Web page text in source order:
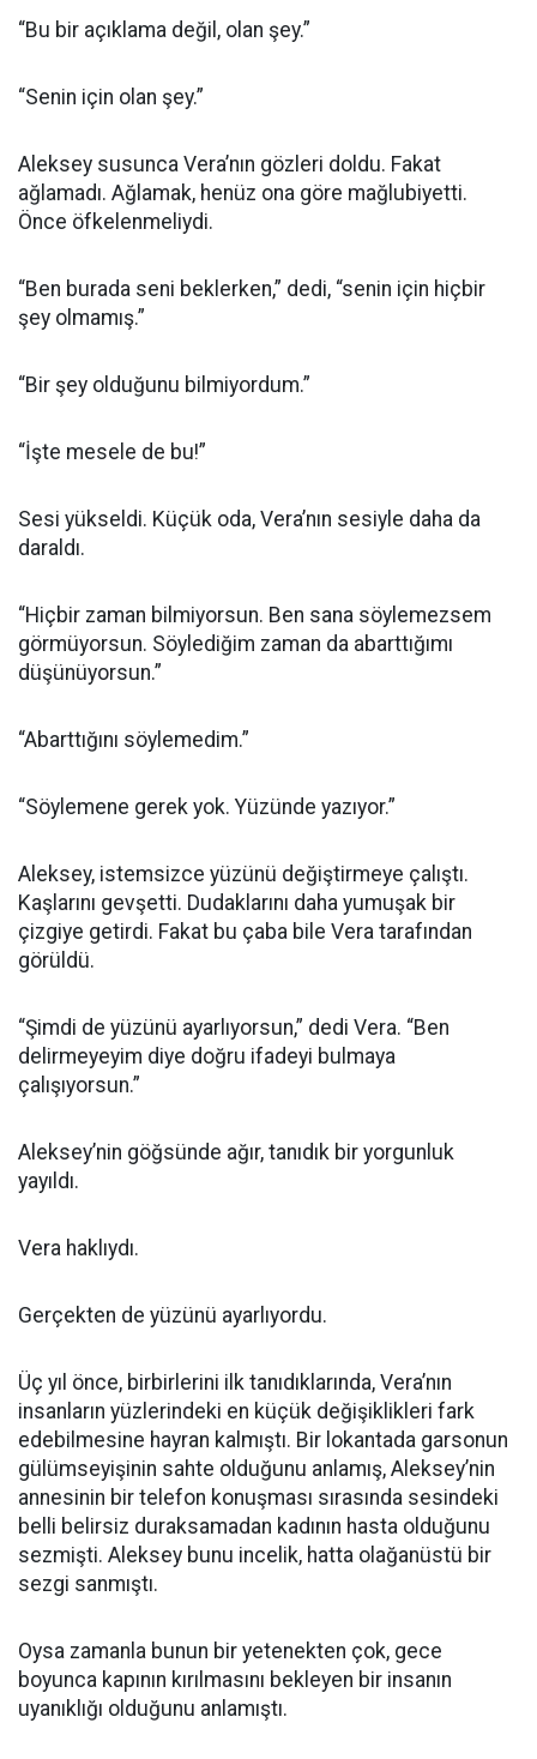
“Bu bir açıklama değil, olan şey.”
“Senin için olan şey.”
Aleksey susunca Vera’nın gözleri doldu. Fakat
ağlamadı. Ağlamak, henüz ona göre mağlubiyetti.
Önce öfkelenmeliydi.
“Ben burada seni beklerken,” dedi, “senin için hiçbir
şey olmamış.”
“Bir şey olduğunu bilmiyordum.”
“İşte mesele de bu!”
Sesi yükseldi. Küçük oda, Vera’nın sesiyle daha da
daraldı.
“Hiçbir zaman bilmiyorsun. Ben sana söylemezsem
görmüyorsun. Söylediğim zaman da abarttığımı
düşünüyorsun.”
“Abarttığını söylemedim.”
“Söylemene gerek yok. Yüzünde yazıyor.”
Aleksey, istemsizce yüzünü değiştirmeye çalıştı.
Kaşlarını gevşetti. Dudaklarını daha yumuşak bir
çizgiye getirdi. Fakat bu çaba bile Vera tarafından
görüldü.
“Şimdi de yüzünü ayarlıyorsun,” dedi Vera. “Ben
delirmeyeyim diye doğru ifadeyi bulmaya
çalışıyorsun.”
Aleksey’nin göğsünde ağır, tanıdık bir yorgunluk
yayıldı.
Vera haklıydı.
Gerçekten de yüzünü ayarlıyordu.
Üç yıl önce, birbirlerini ilk tanıdıklarında, Vera’nın
insanların yüzlerindeki en küçük değişiklikleri fark
edebilmesine hayran kalmıştı. Bir lokantada garsonun
gülümseyişinin sahte olduğunu anlamış, Aleksey’nin
annesinin bir telefon konuşması sırasında sesindeki
belli belirsiz duraksamadan kadının hasta olduğunu
sezmişti. Aleksey bunu incelik, hatta olağanüstü bir
sezgi sanmıştı.
Oysa zamanla bunun bir yetenekten çok, gece
boyunca kapının kırılmasını bekleyen bir insanın
uyanıklığı olduğunu anlamıştı.